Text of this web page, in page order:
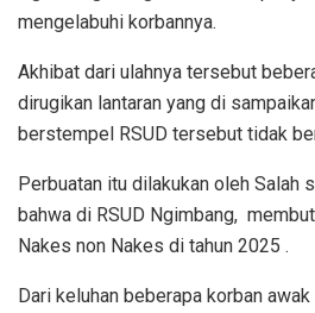
mengelabuhi korbannya.
Akhibat dari ulahnya tersebut
dirugikan lantaran yang di
berstempel RSUD tersebut tidak
Perbuatan itu dilakukan oleh Salah
bahwa di RSUD Ngimbang,
Nakes non Nakes di tahun 2025 .
Dari keluhan beberapa korban